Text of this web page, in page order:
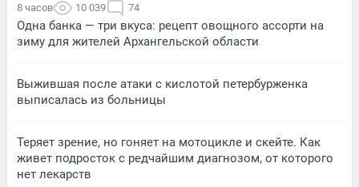
8 часов 10 039 74
Одна банка — три вкуса: рецепт овощного ассорти на
зиму для жителей Архангельской области
Выжившая после атаки с кислотой петербурженка
выписалась из больницы
Теряет зрение, но гоняет на мотоцикле и скейте. Как
живет подросток с редчайшим диагнозом, от которого
нет лекарств